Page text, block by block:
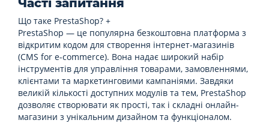
Часті запитання
Що таке PrestaShop? +
PrestaShop — це популярна безкоштовна платформа з
відкритим кодом для створення інтернет-магазинів
(CMS for e-commerce). Вона надає широкий набір
інструментів для управління товарами, замовленнями,
клієнтами та маркетинговими кампаніями. Завдяки
великій кількості доступних модулів та тем, PrestaShop
дозволяє створювати як прості, так і складні онлайн-
магазини з унікальним дизайном та функціоналом.